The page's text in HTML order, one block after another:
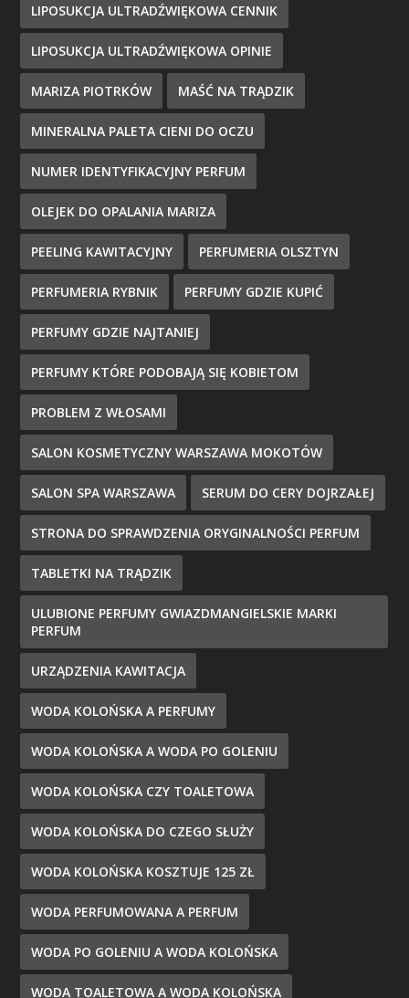
LIPOSUKCJA ULTRADŹWIĘKOWA CENNIK
LIPOSUKCJA ULTRADŹWIĘKOWA OPINIE
MARIZA PIOTRKÓW MAŚĆ NA TRĄDZIK
MINERALNA PALETA CIENI DO OCZU
NUMER IDENTYFIKACYJNY PERFUM
OLEJEK DO OPALANIA MARIZA
PEELING KAWITACYJNY PERFUMERIA OLSZTYN
PERFUMERIA RYBNIK PERFUMY GDZIE KUPIĆ
PERFUMY GDZIE NAJTANIEJ
PERFUMY KTÓRE PODOBAJĄ SIĘ KOBIETOM
PROBLEM Z WŁOSAMI
SALON KOSMETYCZNY WARSZAWA MOKOTÓW
SALON SPA WARSZAWA SERUM DO CERY DOJRZAŁEJ
STRONA DO SPRAWDZENIA ORYGINALNOŚCI PERFUM
TABLETKI NA TRĄDZIK
ULUBIONE PERFUMY GWIAZDMANGIELSKIE MARKI
PERFUM
URZĄDZENIA KAWITACJA
WODA KOLOŃSKA A PERFUMY
WODA KOLOŃSKA A WODA PO GOLENIU
WODA KOLOŃSKA CZY TOALETOWA
WODA KOLOŃSKA DO CZEGO SŁUŻY
WODA KOLOŃSKA KOSZTUJE 125 ZŁ
WODA PERFUMOWANA A PERFUM
WODA PO GOLENIU A WODA KOLOŃSKA
WODA TOALETOWA A WODA KOLOŃSKA